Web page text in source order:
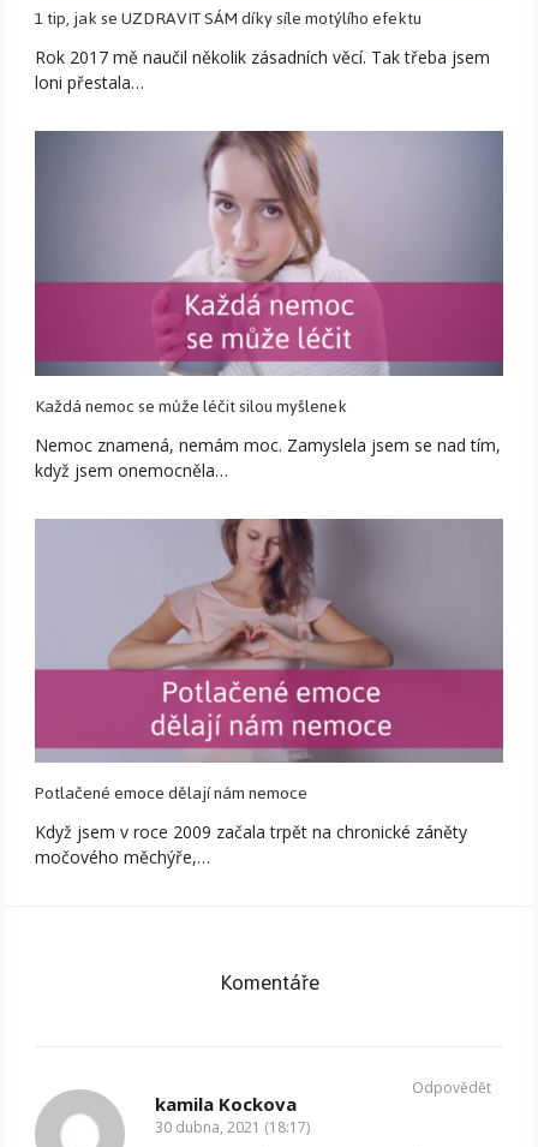
1 tip, jak se UZDRAVIT SÁM díky síle motýlího efektu
Rok 2017 mě naučil několik zásadních věcí. Tak třeba jsem
loni přestala…
Každá nemoc se může léčit silou myšlenek
Nemoc znamená, nemám moc. Zamyslela jsem se nad tím,
když jsem onemocněla…
Potlačené emoce dělají nám nemoce
Když jsem v roce 2009 začala trpět na chronické záněty
močového měchýře,…
Komentáře
kamila Kockova
30 dubna, 2021 (18:17)
Odpovědět